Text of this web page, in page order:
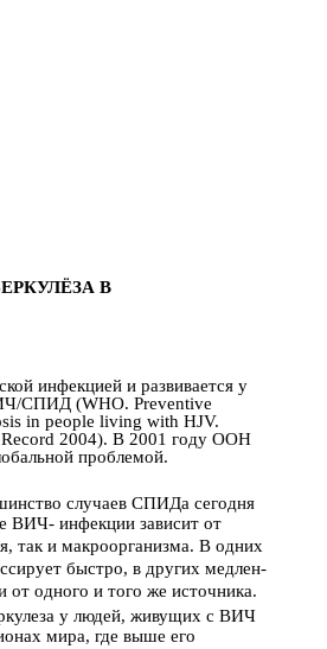
инфекцией и развивается у
СПИД (WHO. Preventive
in people living with HJV.
2004). В 2001 году ООН
проблемой.
случаев СПИДа сегодня
ВИЧ- инфекции зависит от
так и макроорганизма. В одних
быстро, в других медлен-
от одного и того же источника.
у людей, живущих с ВИЧ
мира, где выше его
В